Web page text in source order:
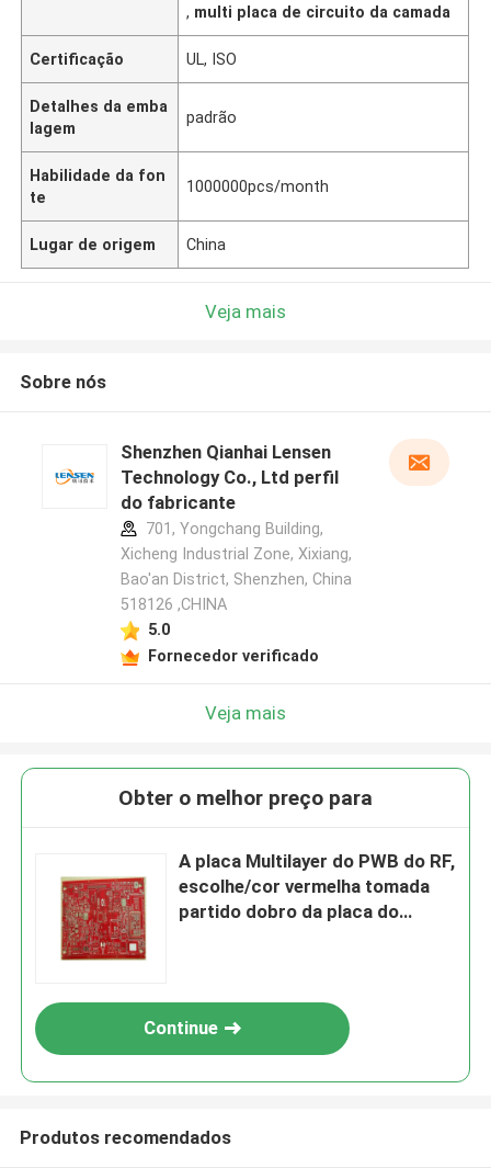
, multi placa de circuito da camada
Certificação UL, ISO
Detalhes da emba
lagem
padrão
Habilidade da fon
te
1000000pcs/month
Lugar de origem China
Veja mais
Sobre nós
Shenzhen Qianhai Lensen
Technology Co., Ltd perfil
do fabricante
701, Yongchang Building,
Xicheng Industrial Zone, Xixiang,
Bao'an District, Shenzhen, China
518126 ,CHINA
5.0
Fornecedor verificado
Veja mais
Obter o melhor preço para
A placa Multilayer do PWB do RF,
escolhe/cor vermelha tomada
partido dobro da placa do
Continue
Produtos recomendados